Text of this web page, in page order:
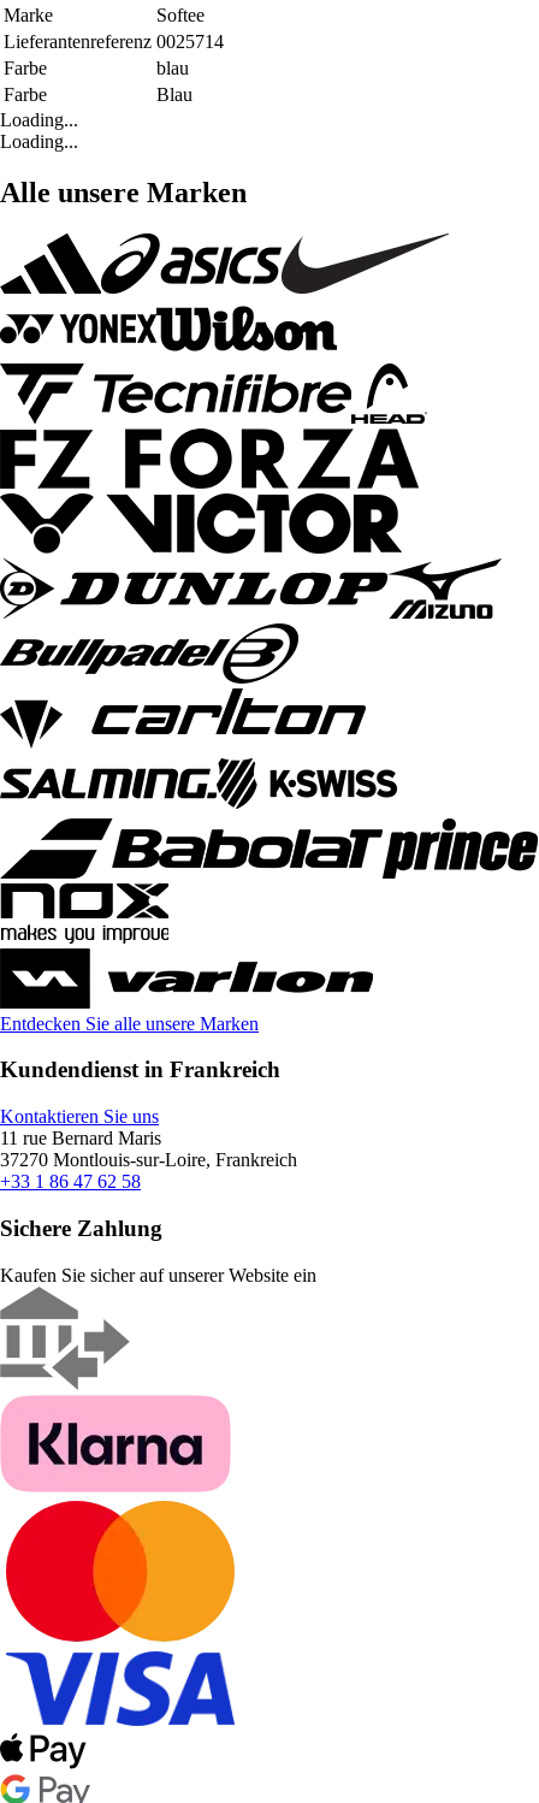
Marke
Softee
Lieferantenreferenz 0025714
Farbe
blau
Farbe
Blau
Loading...
Loading...
Alle unsere Marken
Entdecken Sie alle unsere Marken
Kundendienst in Frankreich
Kontaktieren Sie uns
11 rue Bernard Maris
37270 Montlouis-sur-Loire, Frankreich
+33 1 86 47 62 58
Sichere Zahlung
Kaufen Sie sicher auf unserer Website ein